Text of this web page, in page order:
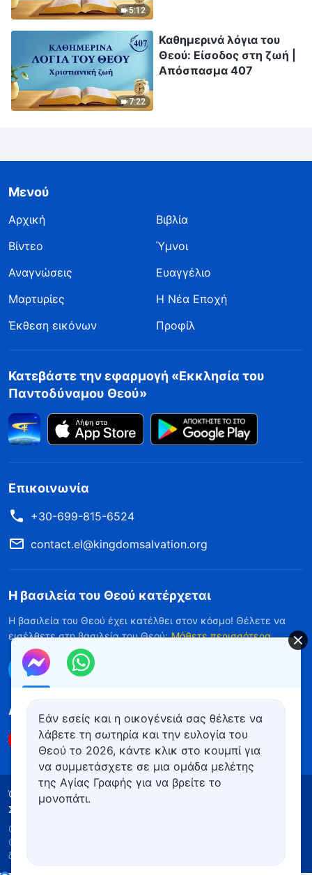
5:12
7:22
Καθημερινά λόγια του
Θεού: Είσοδος στη ζωή |
Απόσπασμα 407
Μενού
Αρχική
Βιβλία
Βίντεο
Ύμνοι
Αναγνώσεις
Ευαγγέλιο
Μαρτυρίες
Η Νέα Εποχή
Έκθεση εικόνων
Προφίλ
Κατεβάστε την εφαρμογή «Εκκλησία του
Παντοδύναμου Θεού»
Επικοινωνία
+30-699-815-6524
contact.el@kingdomsalvation.org
Η βασιλεία του Θεού κατέρχεται
Η βασιλεία του Θεού έχει κατέλθει στον κόσμο! Θέλετε να
εισέλθετε στη βασιλεία του Θεού; Μάθετε περισσότερα
Επικοινωνήστε μαζί μας μέσω Messenger
Ακολουθήστε μας
Όροι Χρήσης
Πολιτική απορρήτου
Συντελεστές
Copyright © 2026
Θεού
δικαιώματος.
Εάν εσείς και η οικογένειά σας θέλετε να
λάβετε τη σωτηρία και την ευλογία του
Θεού το 2026, κάντε κλικ στο κουμπί για
να συμμετάσχετε σε μια ομάδα μελέτης
της Αγίας Γραφής για να βρείτε το
μονοπάτι.